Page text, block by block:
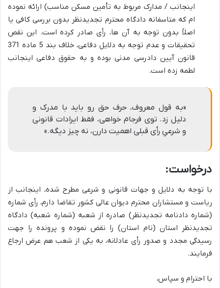
اینجانب / مدارک مربوط به تأمین مسکن مناسب) ارائه نموده
ام که متاسفانه دادگاه محترم تجدیدنظر بدون بررسی کافی یا
اصلاً بدون توجه به آن ها، رأی صادر کرده است. این نقص
تحقیقات
و عدم توجه به دلایل دفاعی، خلاف بند 5 ماده 371
قانون آیین دادرسی مدنی بوده و به حقوق دفاعی اینجانب
لطمه زده است.
«به قول معروف، حرف حق رو باید با مدرک و
دلیل زد. توی فرجام خواهی، فقط ایرادات قانونی
و شرعیِ رأی قبلی اهمیت دارن، نه چیز دیگه.»
درخواست:
با توجه به دلایل و جهات قانونی و شرعی مطرح شده، اینجانب از
ریاست و مستشاران محترم دیوان عالی کشور تقاضا دارم، رأی شماره
(شماره دادنامه تجدیدنظر) صادره از شعبه (شماره شعبه) دادگاه
تجدیدنظر استان (نام استان) را نقض نموده و پرونده را جهت
رسیدگی مجدد و صدور رأی عادلانه، به یکی از شعبهم عرضارجاع
فرمایند.
با احترام و سپاس،